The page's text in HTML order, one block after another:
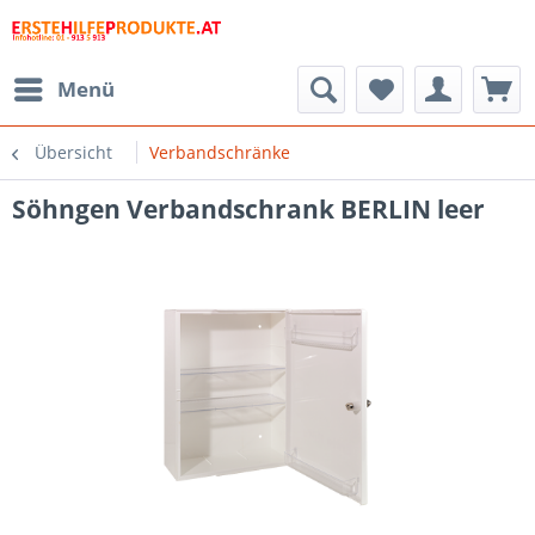
Menü
Übersicht Verbandschränke
Söhngen Verbandschrank BERLIN leer